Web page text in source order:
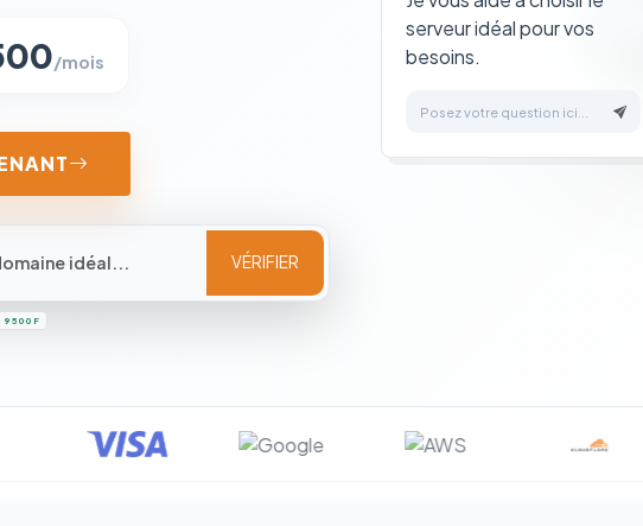
/mois
VÉRIFIER
9 500 F
serveur idéal pour vos
besoins.
Posez votre question ici...